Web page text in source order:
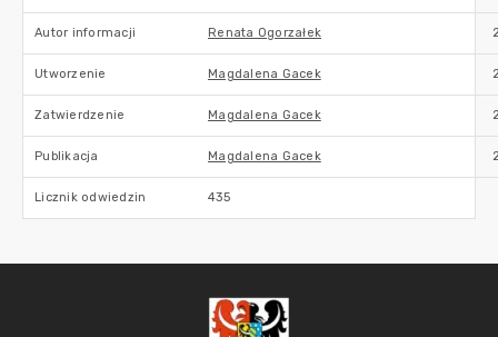
Autor informacji Renata Ogorzałek
Utworzenie Magdalena Gacek
Zatwierdzenie Magdalena Gacek
Publikacja Magdalena Gacek
Licznik odwiedzin 435